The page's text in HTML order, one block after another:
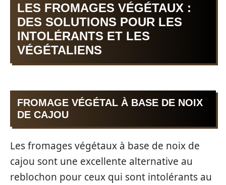
LES FROMAGES VÉGÉTAUX :
DES SOLUTIONS POUR LES
INTOLÉRANTS ET LES
VÉGÉTALIENS
FROMAGE VÉGÉTAL À BASE DE NOIX
DE CAJOU
Les fromages végétaux à base de noix de
cajou sont une excellente alternative au
reblochon pour ceux qui sont intolérants au